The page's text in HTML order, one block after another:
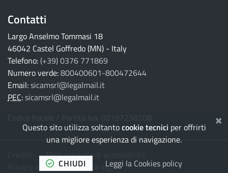
Questo sito utilizza soltantocookie tecnici per offrirti
una migliore esperienza di navigazione.
CHIUDI
Leggi la Cookies policy
×
Contatti
Largo Anselmo Tommasi 18
46042 Castel Goffredo (MN) - Italy
Telefono:(+39) 0376 771869
Numero verde:800400601-800472644
Email:sicamsrl@legalmail.it
PEC:sicamsrl@legalmail.it
Dichiarazione di accessibilità
Privacy e Cookies
Note legali